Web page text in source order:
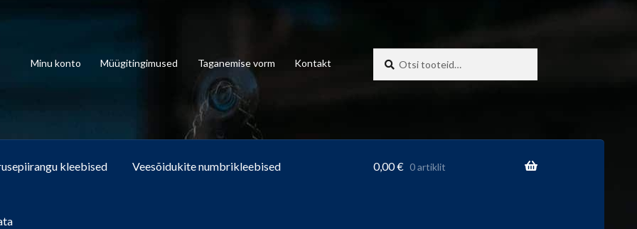
Minu konto Müügitingimused Taganemise vorm Kontakt
kleebised Veesõidukite numbrikleebised 0,00€ 0 artiklit